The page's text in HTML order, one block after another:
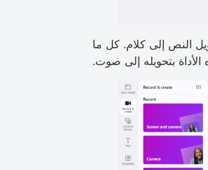
النص إلى كلام. كل ما
بتحويله إلى صوت.